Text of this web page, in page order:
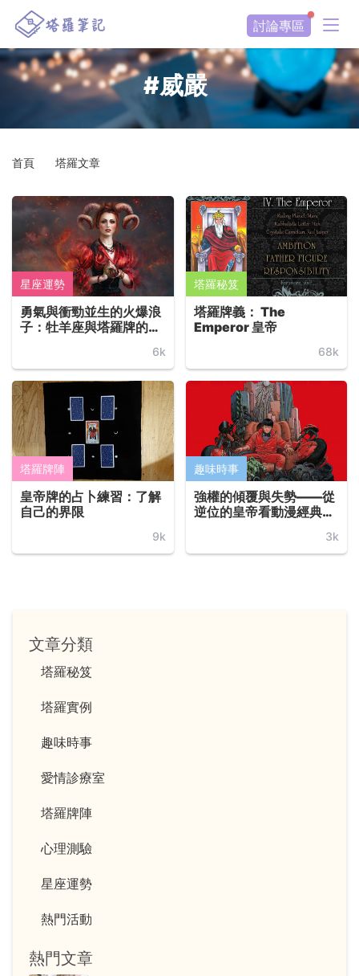
討論專區
#威嚴
首頁 塔羅文章
星座運勢
勇氣與衝勁並生的火爆浪
子：牡羊座與塔羅牌的皇
6k
塔羅秘笈
塔羅牌義： The
Emperor 皇帝
68k
塔羅牌陣
皇帝牌的占卜練習：了解
自己的界限
9k
趣味時事
強權的傾覆與失勢——從
逆位的皇帝看動漫經典
3k
文章分類
塔羅秘笈
塔羅實例
趣味時事
愛情診療室
塔羅牌陣
心理測驗
星座運勢
熱門活動
熱門文章